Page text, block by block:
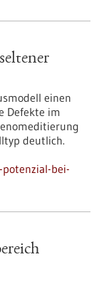
einen
Defekte im
deutlich.
bei-